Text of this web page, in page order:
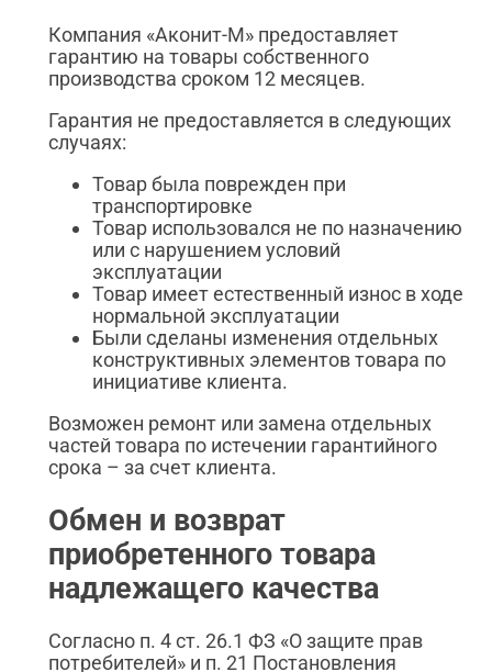
Компания «Аконит-М» предоставляет
гарантию на товары собственного
производства сроком 12 месяцев.
Гарантия не предоставляется в следующих
случаях:
Товар была поврежден при
транспортировке
Товар использовался не по назначению
или с нарушением условий
эксплуатации
Товар имеет естественный износ в ходе
нормальной эксплуатации
Были сделаны изменения отдельных
конструктивных элементов товара по
инициативе клиента.
Возможен ремонт или замена отдельных
частей товара по истечении гарантийного
срока – за счет клиента.
Обмен и возврат
приобретенного товара
надлежащего качества
Согласно п. 4 ст. 26.1 ФЗ «О защите прав
потребителей» и п. 21 Постановления